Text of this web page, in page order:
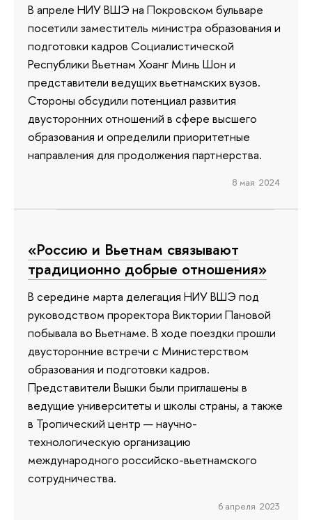
В апреле НИУ ВШЭ на Покровском бульваре
посетили заместитель министра образования и
подготовки кадров Социалистической
Республики Вьетнам Хоанг Минь Шон и
представители ведущих вьетнамских вузов.
Стороны обсудили потенциал развития
двусторонних отношений в сфере высшего
образования и определили приоритетные
направления для продолжения партнерства.
8 мая 2024
«Россию и Вьетнам связывают
традиционно добрые отношения»
В середине марта делегация НИУ ВШЭ под
руководством проректора Виктории Пановой
побывала во Вьетнаме. В ходе поездки прошли
двусторонние встречи с Министерством
образования и подготовки кадров.
Представители Вышки были приглашены в
ведущие университеты и школы страны, а также
в Тропический центр — научно-
технологическую организацию
международного российско-вьетнамского
сотрудничества.
6 апреля 2023